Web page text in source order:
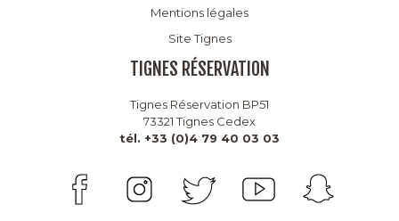
Mentions légales
Site Tignes
TIGNES RÉSERVATION
Tignes Réservation BP51
73321 Tignes Cedex
tél. +33 (0)4 79 40 03 03